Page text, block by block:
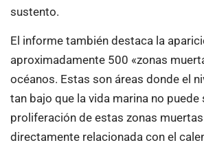
sustento.
El informe también destaca la
aproximadamente 500 «zonas
océanos. Estas son áreas donde el
tan bajo que la vida marina no puede
proliferación de estas zonas
directamente relacionada con el